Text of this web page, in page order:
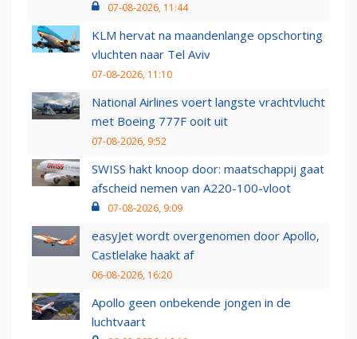
07-08-2026, 11:44
KLM hervat na maandenlange opschorting
vluchten naar Tel Aviv
07-08-2026, 11:10
National Airlines voert langste vrachtvlucht
met Boeing 777F ooit uit
07-08-2026, 9:52
SWISS hakt knoop door: maatschappij gaat
afscheid nemen van A220-100-vloot
07-08-2026, 9:09
easyJet wordt overgenomen door Apollo,
Castlelake haakt af
06-08-2026, 16:20
Apollo geen onbekende jongen in de
luchtvaart